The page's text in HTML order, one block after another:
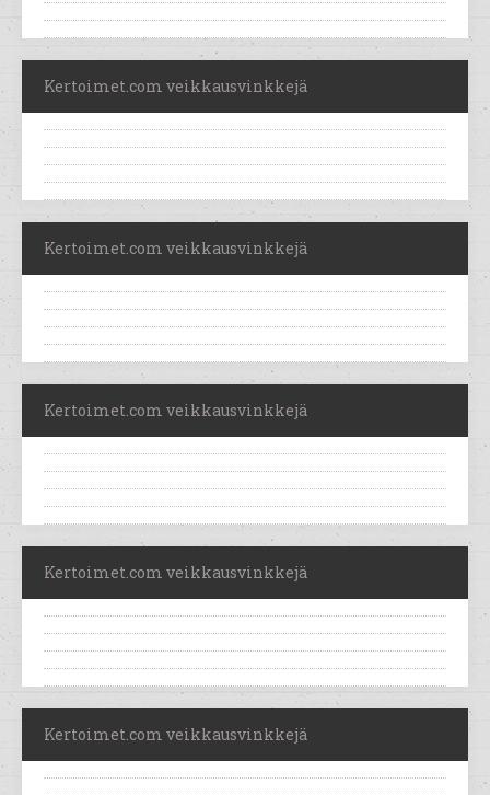
Kertoimet.com veikkausvinkkejä
Kertoimet.com veikkausvinkkejä
Kertoimet.com veikkausvinkkejä
Kertoimet.com veikkausvinkkejä
Kertoimet.com veikkausvinkkejä